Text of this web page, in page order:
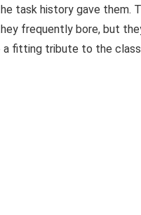
task history gave them.
frequently bore, but
a fitting tribute to the